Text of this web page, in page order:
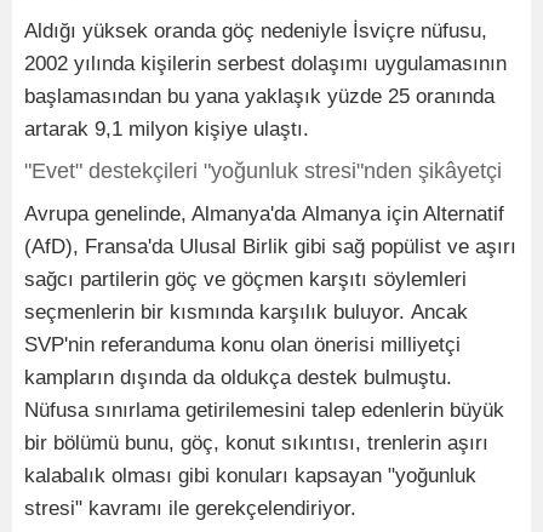
Aldığı yüksek oranda göç nedeniyle İsviçre nüfusu,
2002 yılında kişilerin serbest dolaşımı uygulamasının
başlamasından bu yana yaklaşık yüzde 25 oranında
artarak 9,1 milyon kişiye ulaştı.
"Evet" destekçileri "yoğunluk stresi"nden şikâyetçi
Avrupa genelinde, Almanya'da Almanya için Alternatif
(AfD), Fransa'da Ulusal Birlik gibi sağ popülist ve aşırı
sağcı partilerin göç ve göçmen karşıtı söylemleri
seçmenlerin bir kısmında karşılık buluyor. Ancak
SVP'nin referanduma konu olan önerisi milliyetçi
kampların dışında da oldukça destek bulmuştu.
Nüfusa sınırlama getirilemesini talep edenlerin büyük
bir bölümü bunu, göç, konut sıkıntısı, trenlerin aşırı
kalabalık olması gibi konuları kapsayan "yoğunluk
stresi" kavramı ile gerekçelendiriyor.